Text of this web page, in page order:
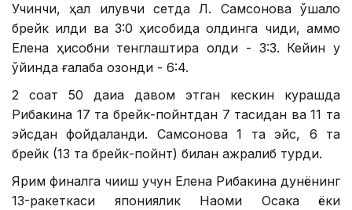
Учинчи, ҳал қилувчи сетда Л. Самсонова қўшалоқ
брейк қилди ва 3:0 ҳисобида олдинга чиқди, аммо
Елена ҳисобни тенглаштира олди - 3:3. Кейин у
ўйинда ғалаба қозонди - 6:4.
2 соат 50 дақиқа давом этган кескин курашда
Рибакина 17 та брейк-пойнтдан 7 тасидан ва 11 та
эйсдан фойдаланди. Самсонова 1 та эйс, 6 та
брейк (13 та брейк-пойнт) билан ажралиб турди.
Ярим финалга чиқиш учун Елена Рибакина дунёнинг
13-ракеткаси япониялик Наоми Осака ёки